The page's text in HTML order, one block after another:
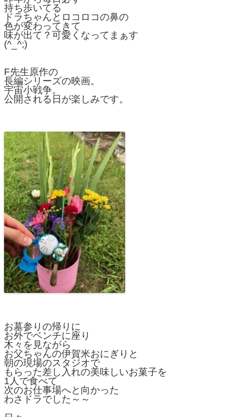
持ち歩いてる
ドラちゃんとロコロコの鼻の
色が変わってきて
味が出て？可愛くなってまぁす
(^_^;)
F先生原作の
長編シリーズの映画。
宇宙小戦争。
公開される日が楽しみです。
お墓参りの帰りに
お外でベンチに座り
木々を見ながら
お父ちゃんの伊賀米おにぎりと
朝の現場のスタジオで
もらった差し入れの美味しいお菓子を
1人で食べて
次のお仕事場へと向かった
わさドラでした～～